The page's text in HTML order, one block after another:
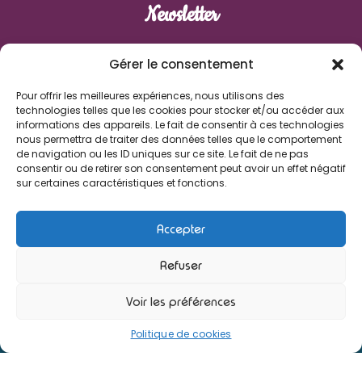
Gérer le consentement
Pour offrir les meilleures expériences, nous utilisons des
technologies telles que les cookies pour stocker et/ou accéder aux
informations des appareils. Le fait de consentir à ces technologies
nous permettra de traiter des données telles que le comportement
de navigation ou les ID uniques sur ce site. Le fait de ne pas
consentir ou de retirer son consentement peut avoir un effet négatif
sur certaines caractéristiques et fonctions.
Accepter
Refuser
Voir les préférences
Politique de cookies
Newsletter
Nom de famille
Boheme
© 2026 - Les Enfants de Bohème - Une réalisation Ab6net